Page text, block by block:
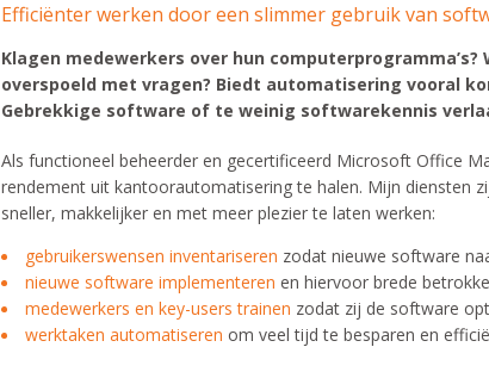
Efficiënter werken door een slimmer gebruik van
Klagen medewerkers over hun computerprogramma’s?
overspoeld met vragen? Biedt automatisering vooral
Gebrekkige software of te weinig softwarekennis
Als functioneel beheerder en gecertificeerd Microsoft Office
rendement uit kantoorautomatisering te halen. Mijn diensten
sneller, makkelijker en met meer plezier te laten werken:
gebruikerswensen inventariseren zodat nieuwe software
nieuwe software implementeren en hiervoor brede
medewerkers en key-users trainen zodat zij de software
werktaken automatiseren om veel tijd te besparen en